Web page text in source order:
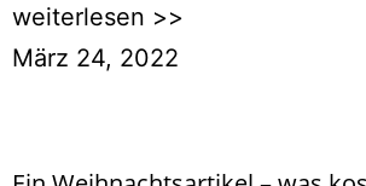
weiterlesen >>
März 24, 2022